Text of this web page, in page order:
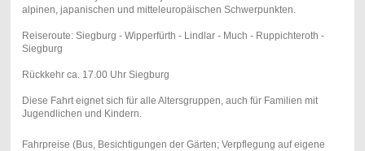
alpinen, japanischen und mitteleuropäischen Schwerpunkten.
Reiseroute: Siegburg - Wipperfürth - Lindlar - Much - Ruppichteroth -
Siegburg
Rückkehr ca. 17.00 Uhr Siegburg
Diese Fahrt eignet sich für alle Altersgruppen, auch für Familien mit
Jugendlichen und Kindern.
Fahrpreise (Bus, Besichtigungen der Gärten; Verpflegung auf eigene